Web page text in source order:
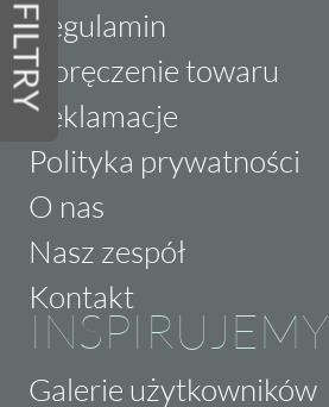
FILTRYRegulamin
Doręczenie towaru
Reklamacje
Polityka prywatności
O nas
Nasz zespół
Kontakt
INSPIRUJEMY
Galerie użytkowników